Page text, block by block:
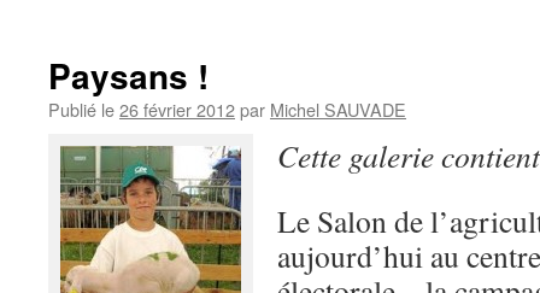
d’Allier
constructif
Paysans !
Publié le26 février 2012par Michel SAUVADE
Cette galerie
Le Salon de
aujourd’hui au